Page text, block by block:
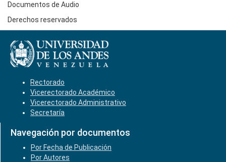
Documentos de Audio
Derechos reservados
Rectorado
Vicerectorado Académico
Vicerectorado Administrativo
Secretaría
Navegación por documentos
Por Fecha de Publicación
Por Autores